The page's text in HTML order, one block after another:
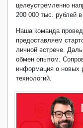
целеустремленно
200 000 тыс. рублей
Наша команда
предоставляем
личной встрече.
обмен опытом.
информация о новых
технологий.